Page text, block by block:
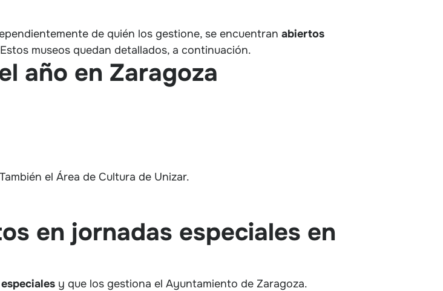
de quién los gestione, se encuentran abiertos
museos quedan detallados, a continuación.
año en Zaragoza
el Área de Cultura de Unizar.
en jornadas especiales en
y que los gestiona el Ayuntamiento de Zaragoza.